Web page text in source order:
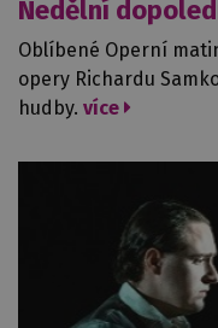
Nedělní
Oblíbené Operní
opery Richardu
hudby. více